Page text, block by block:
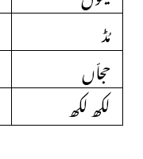
مُڈ
حجاّں
لکھ لکھ